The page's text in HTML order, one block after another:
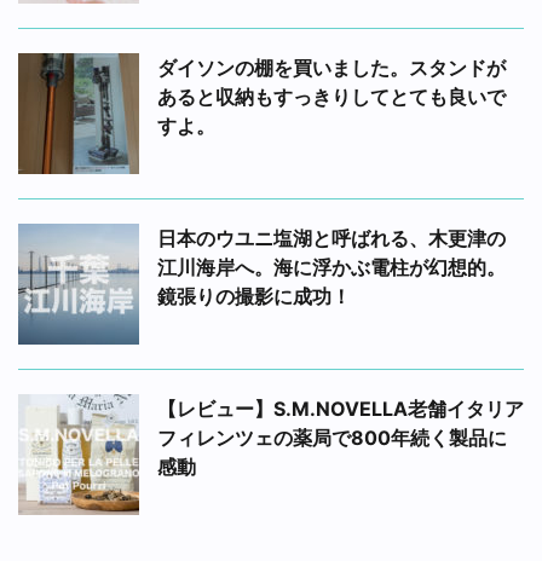
ダイソンの棚を買いました。スタンドが
あると収納もすっきりしてとても良いで
すよ。
日本のウユニ塩湖と呼ばれる、木更津の
江川海岸へ。海に浮かぶ電柱が幻想的。
鏡張りの撮影に成功！
【レビュー】S.M.NOVELLA老舗イタリア
フィレンツェの薬局で800年続く製品に
感動